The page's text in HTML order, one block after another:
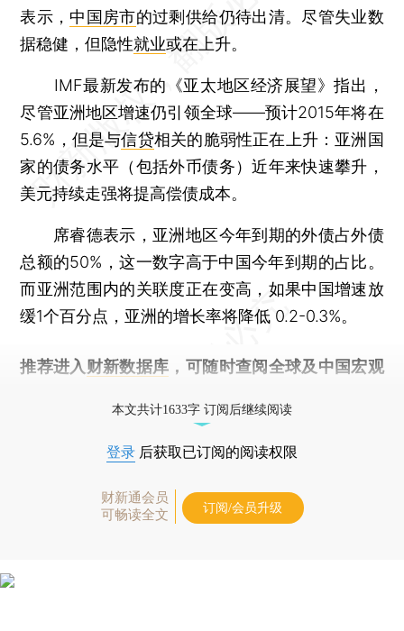
表示， 中国房市的过剩供给仍待出清。尽管失业数
据稳健，但隐性就业或在上升。
IMF最新发布的《亚太地区经济展望》指出，
尽管亚洲地区增速仍引领全球——预计2015年将在
5.6%，但是与信贷相关的脆弱性正在上升：亚洲国
家的债务水平（包括外币债务）近年来快速攀升，
美元持续走强将提高偿债成本。
席睿德表示，亚洲地区今年到期的外债占外债
总额的50%，这一数字高于中国今年到期的占比。
而亚洲范围内的关联度正在变高，如果中国增速放
缓1个百分点，亚洲的增长率将降低 0.2-0.3%。
推荐进入 财新数据库 ，可随时查阅全球及中国宏观
本文共计1633字 订阅后继续阅读
登录 后获取已订阅的阅读权限
财新通会员
可畅读全文
订阅/会员升级